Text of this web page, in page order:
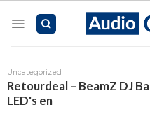
Uncategorized
Retourdeal – BeamZ DJ
LED's en